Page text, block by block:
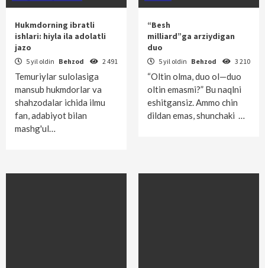
Hukmdorning ibratli
ishlari: hiyla ila adolatli
jazo
5 yil oldin Behzod 2 491
Temuriylar sulolasiga
mansub hukmdorlar va
shahzodalar ichida ilmu
fan, adabiyot bilan
mashg'ul…
“Besh
milliard”ga arziydigan
duo
5 yil oldin Behzod 3 210
“Oltin olma, duo ol—duo
oltin emasmi?” Bu naqlni
eshitgansiz. Ammo chin
dildan emas, shunchaki …